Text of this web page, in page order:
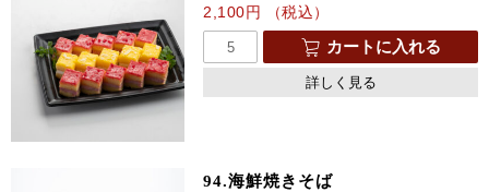
2,100円
（税込）
カートに入れる
詳しく見る
94.海鮮焼きそば